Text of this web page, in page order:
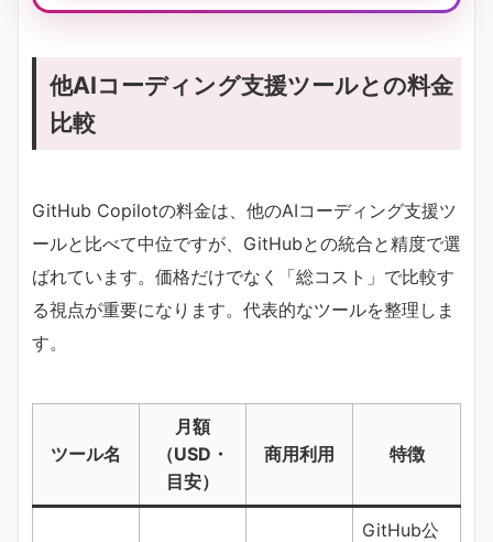
他AIコーディング支援ツールとの料金
比較
GitHub Copilotの料金は、他のAIコーディング支援ツ
ールと比べて中位ですが、GitHubとの統合と精度で選
ばれています。価格だけでなく「総コスト」で比較す
る視点が重要になります。代表的なツールを整理しま
す。
ツール名
月額
（USD・
目安）
商用利用 特徴
GitHub公